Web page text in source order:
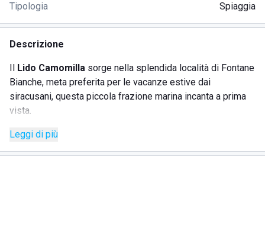
Tipologia Spiaggia
Descrizione
Il Lido Camomilla sorge nella splendida località di Fontane
Bianche, meta preferita per le vacanze estive dai
siracusani, questa piccola frazione marina incanta a prima
vista.
Piccola località che durante i mesi estivi si riempie di vita e
le sue abitazioni divengono dimora di turisti provenienti da
Leggi di più